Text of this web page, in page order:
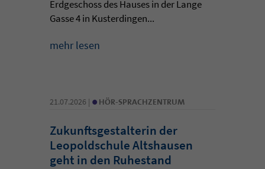
Erdgeschoss des Hauses in der Lange
Gasse 4 in Kusterdingen...
mehr lesen
21.07.2026 | • HÖR-SPRACHZENTRUM
Zukunftsgestalterin der
Leopoldschule Altshausen
geht in den Ruhestand